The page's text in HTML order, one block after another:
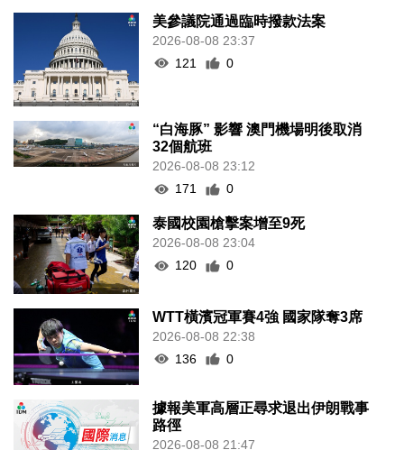
美參議院通過臨時撥款法案
2026-08-08 23:37
121
0
“白海豚” 影響 澳門機場明後取消
32個航班
2026-08-08 23:12
171
0
泰國校園槍擊案增至9死
2026-08-08 23:04
120
0
WTT橫濱冠軍賽4強 國家隊奪3席
2026-08-08 22:38
136
0
據報美軍高層正尋求退出伊朗戰事
路徑
2026-08-08 21:47